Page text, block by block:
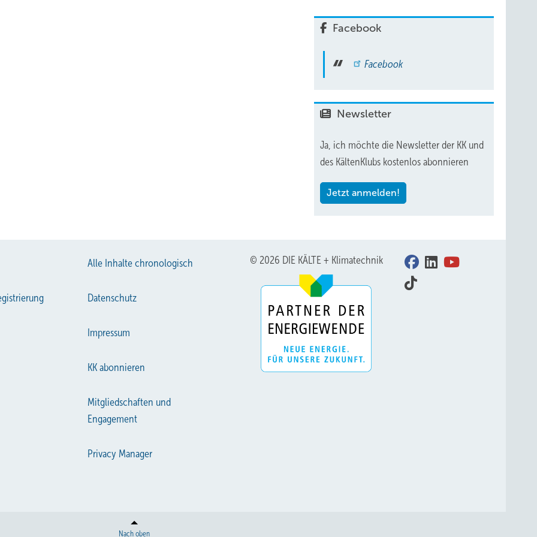
Facebook
Facebook
Newsletter
Ja, ich möchte die Newsletter der KK und
des KältenKlubs kostenlos abonnieren
Jetzt anmelden!
Alle Inhalte chronologisch
Datenschutz
Impressum
KK abonnieren
Mitgliedschaften und
Engagement
Privacy Manager
© 2026 DIE KÄLTE + Klimatechnik
Nach oben